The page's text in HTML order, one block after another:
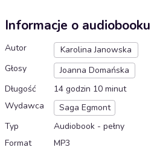
Informacje o audiobooku
Autor
Karolina Janowska
Głosy
Joanna Domańska
Długość
14 godzin 10 minut
Wydawca
Saga Egmont
Typ
Audiobook - pełny
Format
MP3